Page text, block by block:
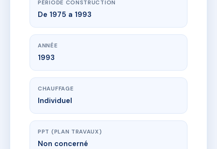
PÉRIODE CONSTRUCTION
De 1975 a 1993
ANNÉE
1993
CHAUFFAGE
Individuel
PPT (PLAN TRAVAUX)
Non concerné